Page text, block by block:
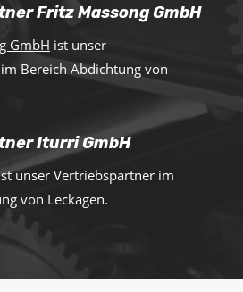
Fritz Massong GmbH
GmbH ist unser
Bereich Abdichtung von
Iturri GmbH
unser Vertriebspartner im
von Leckagen.